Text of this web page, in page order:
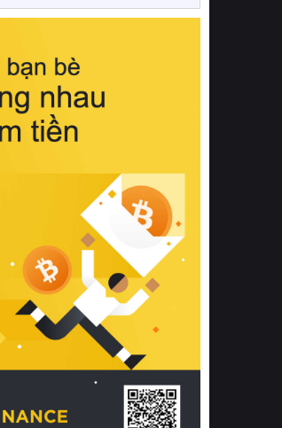
bạn sẽ cảm nhận rõ rệt sự khác
chuẩn xác của phần đệm nâng đỡ
sống.
cạnh đó, việc lựa chọn các dòng
phẩm đạt chuẩn chất lượng quốc
giúp ngăn ngừa tình trạng kích
và nấm mốc trong điều kiện
tiết nóng ẩm. Bạn có thể tìm hiểu
các nghiên cứu khoa học về tác
của giấc ngủ và môi trường
ngủ đối với sức khỏe con
tại Sleep Foundation (External
để có cái nhìn toàn diện hơn.
Các tiêu chí vàng khi lựa chọn
ga gối đệm cao cấp cho phòng
sở hữu một bộ chăn ga gối đệm
cấp hoàn hảo cả về thẩm mỹ lẫn
năng, người tiêu dùng cần cân
kỹ lưỡng các tiêu chí quan trọng